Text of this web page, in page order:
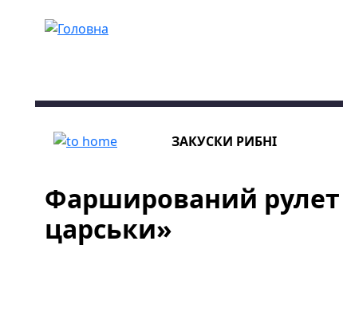
ЗАКУСКИ РИБНІ
Фарширований рулет
царськи»